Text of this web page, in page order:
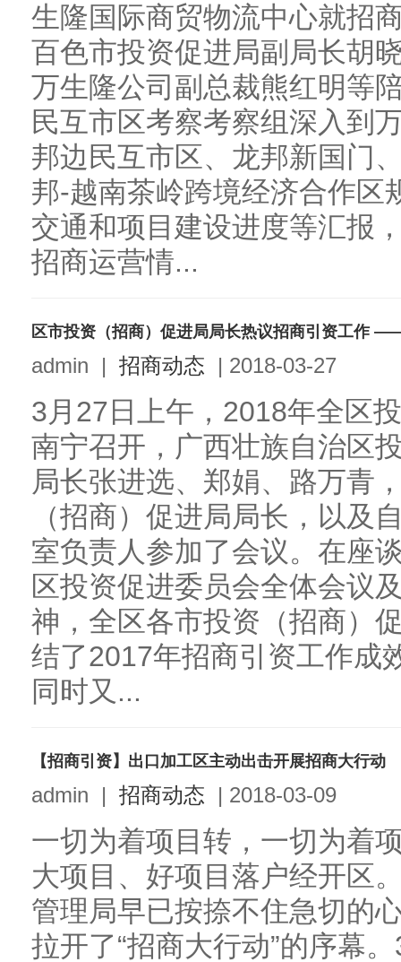
生隆国际商贸物流中心就招
百色市投资促进局副局长胡
万生隆公司副总裁熊红明等
民互市区考察考察组深入到
邦边民互市区、龙邦新国门
邦-越南茶岭跨境经济合作区
交通和项目建设进度等汇报
招商运营情...
admin | 招商动态 | 2018-03-27
3月27日上午，2018年全区
南宁召开，广西壮族自治区
局长张进选、郑娟、路万青
（招商）促进局局长，以及
室负责人参加了会议。在座
区投资促进委员会全体会议
神，全区各市投资（招商）
结了2017年招商引资工作成
同时又...
【招商引资】出口加工区主动出击开展招商大行动
admin | 招商动态 | 2018-03-09
一切为着项目转，一切为着
大项目、好项目落户经开区
管理局早已按捺不住急切的
拉开了“招商大行动”的序幕